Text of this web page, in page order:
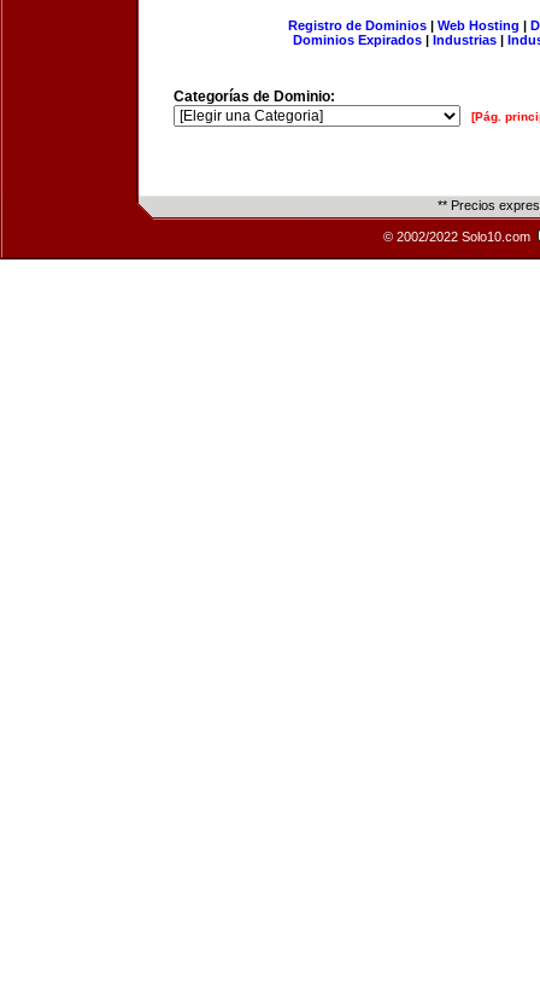
Registro de Dominios| Web Hosting |
Dominios Expirados | Industrias |
Categorías de Dominio:
[Pág.
** Precios
© 2002/2022 Solo10.com